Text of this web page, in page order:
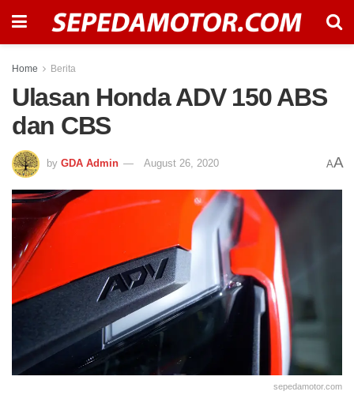
Home Berita
Ulasan Honda ADV 150 ABS
dan CBS
by GDA Admin August 26, 2020 AA
sepedamotor.com